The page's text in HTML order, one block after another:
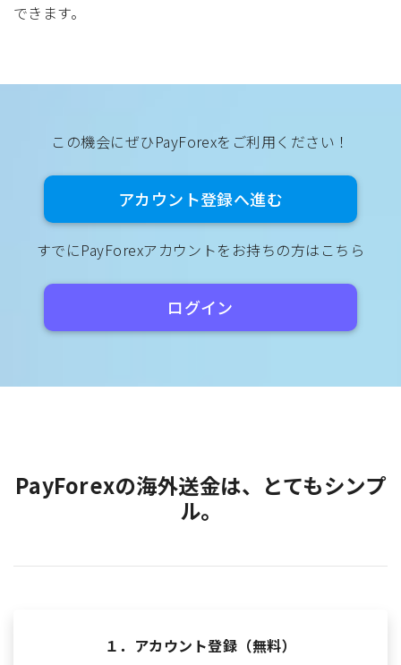
できます。
この機会にぜひPayForexをご利用ください！
すでにPayForexアカウントをお持ちの方はこちら
アカウント登録へ進む
ログイン
PayForexの海外送金は、とてもシンプ
ル。
１．アカウント登録（無料）